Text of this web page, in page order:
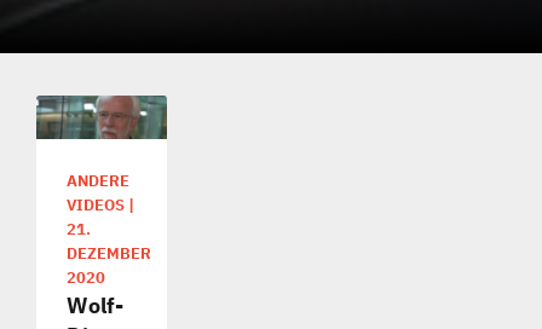
ANDERE
VIDEOS |
21.
DEZEMBER
2020
Wolf-